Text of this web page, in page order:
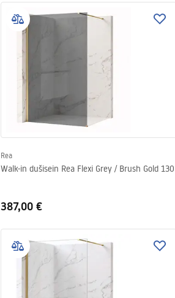
Rea
Walk-in dušisein Rea Flexi Grey / Brush Gold 130
387,00 €